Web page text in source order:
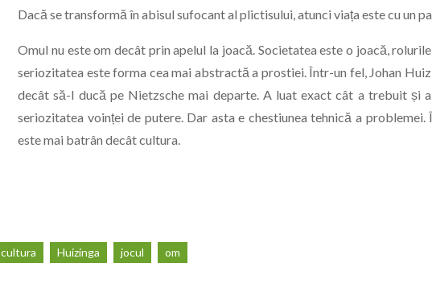
Dacă se transformă în abisul sufocant al plictisului, atunci viața este cu un
Omul nu este om decât prin apelul la joacă. Societatea este o joacă,
seriozitatea este forma cea mai abstractă a prostiei. Într-un fel, Johan
decât să-l ducă pe Nietzsche mai departe. A luat exact cât a trebuit și
seriozitatea voinței de putere. Dar asta e chestiunea tehnică a problemei.
este mai batrân decât cultura.
cultura Huizinga jocul om